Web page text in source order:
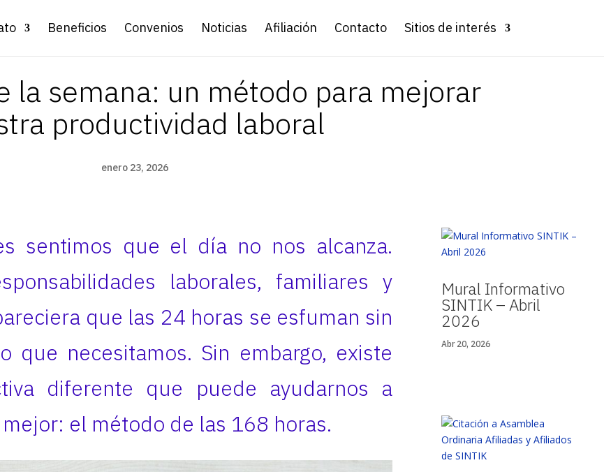
Beneficios Convenios Noticias Afiliación Contacto Sitios de interés
la semana: un método para mejorar
productividad laboral
enero 23, 2026
sentimos que el día no nos alcanza.
laborales, familiares y
que las 24 horas se esfuman sin
que necesitamos. Sin embargo, existe
diferente que puede ayudarnos a
el método de las 168 horas.
Mural Informativo
SINTIK – Abril
2026
Abr 20, 2026